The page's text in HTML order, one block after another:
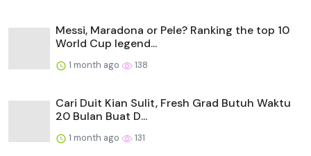
Messi, Maradona or Pele? Ranking the top 10
World Cup legend...
1 month ago 138
Cari Duit Kian Sulit, Fresh Grad Butuh Waktu
20 Bulan Buat D...
1 month ago 131